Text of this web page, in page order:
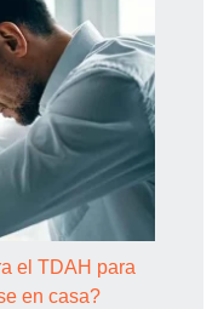
el TDAH para
en casa?